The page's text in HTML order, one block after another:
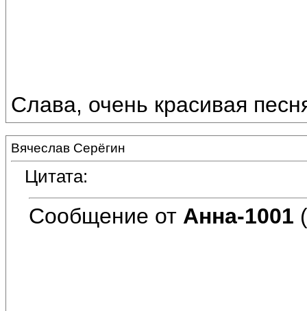
Слава, очень красивая
Вячеслав Серёгин
Цитата:
Сообщение от Анна-1001